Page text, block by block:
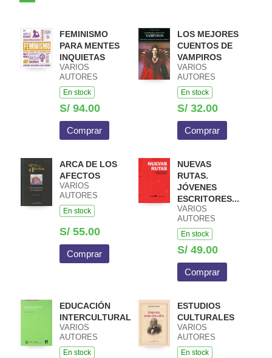
FEMINISMO
PARA MENTES
INQUIETAS
VARIOS
AUTORES
En stock
S/ 94.00
Comprar
LOS MEJORES
CUENTOS DE
VAMPIROS
VARIOS
AUTORES
En stock
S/ 32.00
Comprar
ARCA DE LOS
AFECTOS
VARIOS
AUTORES
En stock
S/ 55.00
Comprar
NUEVAS
RUTAS.
JÓVENES
ESCRITORES...
VARIOS
AUTORES
En stock
S/ 49.00
Comprar
EDUCACIÓN
INTERCULTURAL
VARIOS
AUTORES
En stock
ESTUDIOS
CULTURALES
VARIOS
AUTORES
En stock